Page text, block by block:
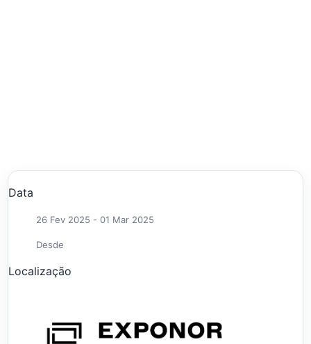
Data
26 Fev 2025 - 01 Mar 2025
Desde
Localização